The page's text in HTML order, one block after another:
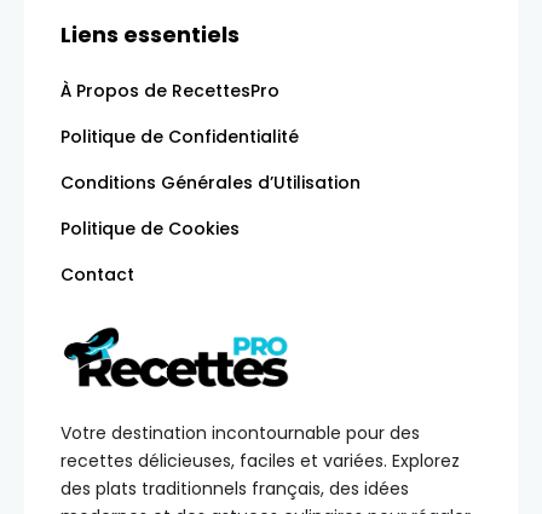
Votre destination incontournable pour des
recettes délicieuses, faciles et variées. Explorez
des plats traditionnels français, des idées
Liens essentiels
À Propos de RecettesPro
Politique de Confidentialité
Conditions Générales d’Utilisation
Politique de Cookies
Contact